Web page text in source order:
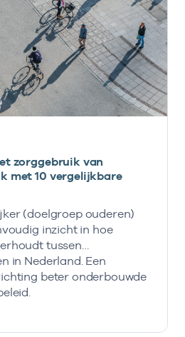
zorggebruik van
met 10 vergelijkbare
(doelgroep ouderen)
inzicht in hoe
tussen
in Nederland. Een
beter onderbouwde